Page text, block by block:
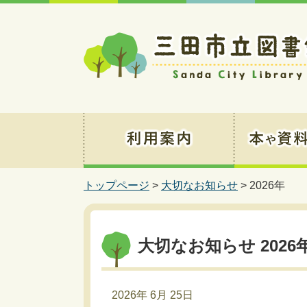
トップページ > 大切なお知らせ > 2026年
大切なお知らせ 2026
2026年 6月 25日